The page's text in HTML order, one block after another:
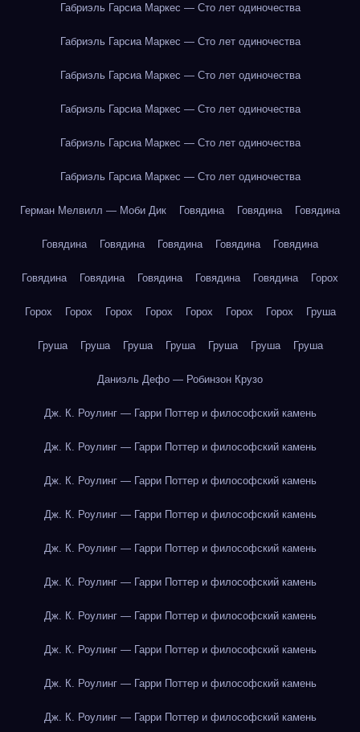
Габриэль Гарсиа Маркес — Сто лет одиночества
Габриэль Гарсиа Маркес — Сто лет одиночества
Габриэль Гарсиа Маркес — Сто лет одиночества
Габриэль Гарсиа Маркес — Сто лет одиночества
Габриэль Гарсиа Маркес — Сто лет одиночества
Габриэль Гарсиа Маркес — Сто лет одиночества
Герман Мелвилл — Моби Дик Говядина Говядина Говядина
Говядина Говядина Говядина Говядина Говядина
Говядина Говядина Говядина Говядина Говядина Горох
Горох Горох Горох Горох Горох Горох Горох Груша
Груша Груша Груша Груша Груша Груша Груша
Даниэль Дефо — Робинзон Крузо
Дж. К. Роулинг — Гарри Поттер и философский камень
Дж. К. Роулинг — Гарри Поттер и философский камень
Дж. К. Роулинг — Гарри Поттер и философский камень
Дж. К. Роулинг — Гарри Поттер и философский камень
Дж. К. Роулинг — Гарри Поттер и философский камень
Дж. К. Роулинг — Гарри Поттер и философский камень
Дж. К. Роулинг — Гарри Поттер и философский камень
Дж. К. Роулинг — Гарри Поттер и философский камень
Дж. К. Роулинг — Гарри Поттер и философский камень
Дж. К. Роулинг — Гарри Поттер и философский камень